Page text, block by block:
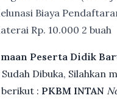
Biaya
Rp. 10.000 2 buah
Peserta Didik
Dibuka, Silahkan
: PKBM INTAN